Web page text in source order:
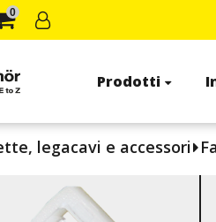
0
Prodotti
legacavi e accessori